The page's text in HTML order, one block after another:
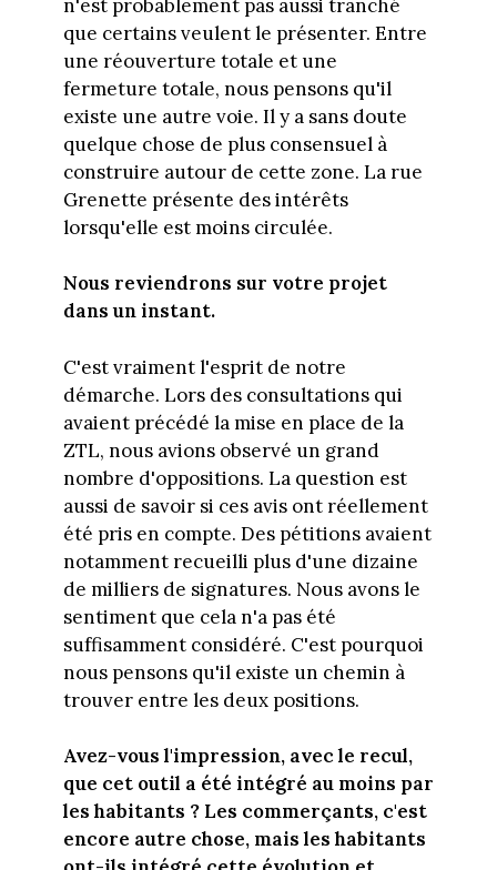
n'est probablement pas aussi tranché
que certains veulent le présenter. Entre
une réouverture totale et une
fermeture totale, nous pensons qu'il
existe une autre voie. Il y a sans doute
quelque chose de plus consensuel à
construire autour de cette zone. La rue
Grenette présente des intérêts
lorsqu'elle est moins circulée.
Nous reviendrons sur votre projet
dans un instant.
C'est vraiment l'esprit de notre
démarche. Lors des consultations qui
avaient précédé la mise en place de la
ZTL, nous avions observé un grand
nombre d'oppositions. La question est
aussi de savoir si ces avis ont réellement
été pris en compte. Des pétitions avaient
notamment recueilli plus d'une dizaine
de milliers de signatures. Nous avons le
sentiment que cela n'a pas été
suffisamment considéré. C'est pourquoi
nous pensons qu'il existe un chemin à
trouver entre les deux positions.
Avez-vous l'impression, avec le recul,
que cet outil a été intégré au moins par
les habitants ? Les commerçants, c'est
encore autre chose, mais les habitants